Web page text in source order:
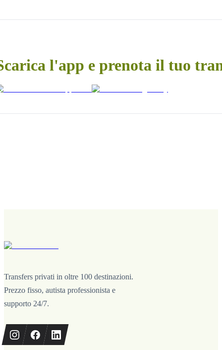
l'app e prenota il tuo
Transfers privati in oltre 100 destinazioni.
Prezzo fisso, autista professionista e
supporto 24/7.